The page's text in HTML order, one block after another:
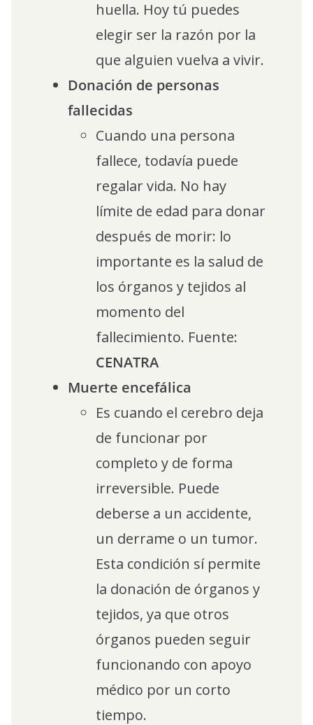
huella. Hoy tú puedes
elegir ser la razón por la
que alguien vuelva a vivir.
Donación de personas
fallecidas
Cuando una persona
fallece, todavía puede
regalar vida. No hay
límite de edad para donar
después de morir: lo
importante es la salud de
los órganos y tejidos al
momento del
fallecimiento. Fuente:
CENATRA
Muerte encefálica
Es cuando el cerebro deja
de funcionar por
completo y de forma
irreversible. Puede
deberse a un accidente,
un derrame o un tumor.
Esta condición sí permite
la donación de órganos y
tejidos, ya que otros
órganos pueden seguir
funcionando con apoyo
médico por un corto
tiempo.